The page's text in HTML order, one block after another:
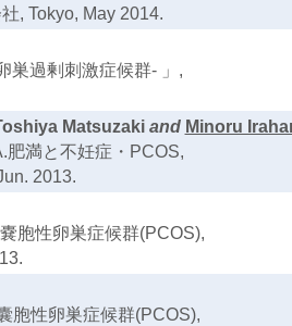
, Tokyo, May 2014.
巣過剰刺激症候群- 」,
Matsuzakiand Minoru
肥満と不妊症・PCOS,
2013.
胞性卵巣症候群(PCOS),
胞性卵巣症候群(PCOS),